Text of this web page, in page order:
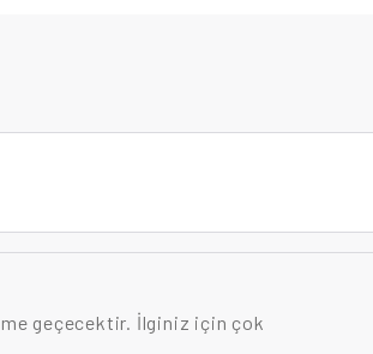
geçecektir. İlginiz için çok